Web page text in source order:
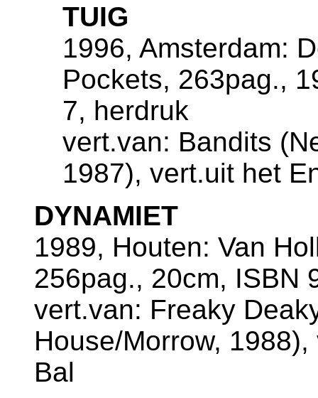
TUIG
1996, Amsterdam:
Pockets, 263pag.,
7, herdruk
vert.van: Bandits
1987), vert.uit het
DYNAMIET
1989, Houten: Van
256pag., 20cm, ISBN
vert.van: Freaky
House/Morrow,
Bal